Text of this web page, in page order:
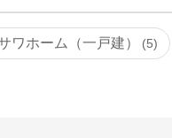
ワホーム（一戸建） 5